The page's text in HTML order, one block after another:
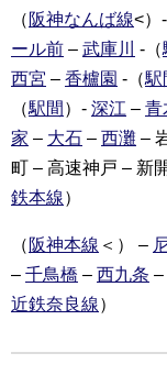
（ 阪神なんば線<）-
ール前 – 武庫川 -（
西宮 – 香櫨園 -（
（駅間 ）- 深江 – 青
家 – 大石 – 西灘 –
町 – 高速神戸 – 新
鉄本線）
（ 阪神本線 ＜） –
– 千鳥橋 – 西九条 –
近鉄奈良線）